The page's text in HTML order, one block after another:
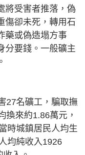
將受害者推落，偽
傷卻未死，轉用石
藥或偽造塌方事
分要錢。一般礦主
27名礦工，騙取撫
換來約1.86萬元，
時城鎮居民人均生
均純收入1926